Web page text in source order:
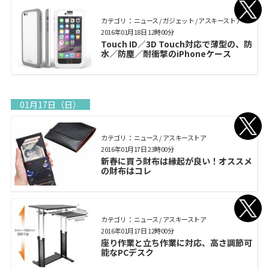
カテゴリ： ニュース / ガジェット / アスキーストア
Touch ID／3D Touch対応で薄型の、防
水／防塵／耐衝撃のiPhoneケース
2016年01月18日 12時00分
01月17日（日）
カテゴリ： ニュース / アスキーストア
新春に買う財布は縁起が良い！オススメ
の財布はコレ
2016年01月17日 23時00分
カテゴリ： ニュース / アスキーストア
座り作業と立ち作業に対応、高さ調節可
能なPCデスク
2016年01月17日 12時00分